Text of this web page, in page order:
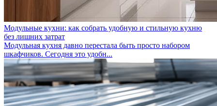
Модульные кухни: как собрать удобную и стильную кухню
без лишних затрат
Модульная кухня давно перестала быть просто набором
шкафчиков. Сегодня это удобн...